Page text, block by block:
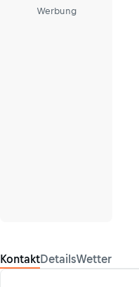
Werbung
KontaktDetailsWetter